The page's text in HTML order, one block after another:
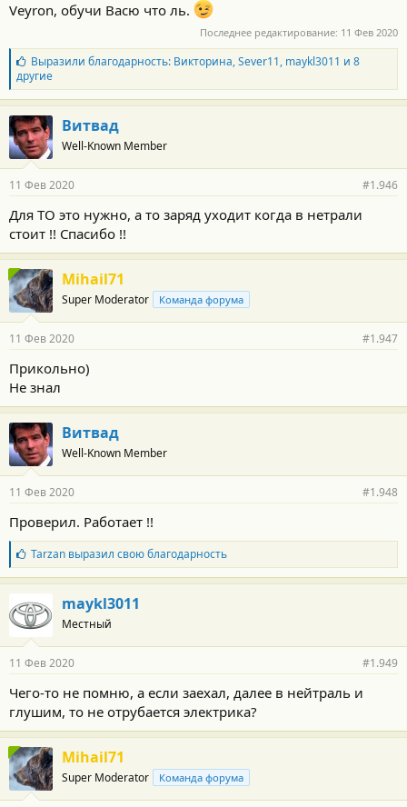
Veyron, обучи Васю что ль.
Последнее редактирование: 11 Фев 2020
Б
л
а
г
о
д
а
р
о
т
и
:
Выразили благодарность: Викторина,Sever11, maykl3011 и 8
другие
Витвад
Well-Known Member
11 Фев 2020 #1.946
Для ТО это нужно, а то заряд уходит когда в нетрали
стоит !! Спасибо !!
Mihail71
Super Moderator Команда форума
11 Фев 2020 #1.947
Прикольно)
Не знал
Витвад
Well-Known Member
11 Фев 2020 #1.948
Проверил. Работает !!
Б
л
а
о
д
а
н
с
т
и
:
Tarzanвыразил свою благодарность
maykl3011
Местный
11 Фев 2020 #1.949
Чего-то не помню, а если заехал, далее в нейтраль и
глушим, то не отрубается электрика?
Mihail71
Super Moderator Команда форума